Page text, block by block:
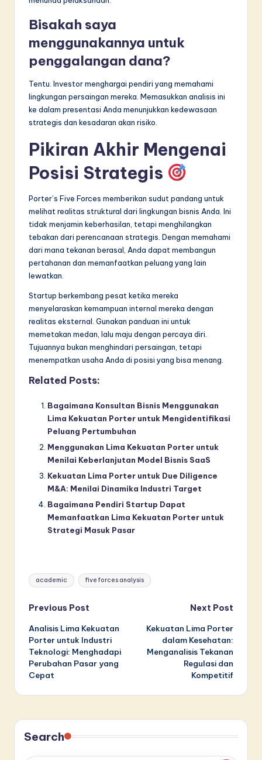
Bisakah saya
menggunakannya untuk
penggalangan dana?
Tentu. Investor menghargai pendiri yang memahami
lingkungan persaingan mereka. Memasukkan analisis ini
ke dalam presentasi Anda menunjukkan kedewasaan
strategis dan kesadaran akan risiko.
Pikiran Akhir Mengenai
Posisi Strategis
Porter’s Five Forces memberikan sudut pandang untuk
melihat realitas struktural dari lingkungan bisnis Anda. Ini
tidak menjamin keberhasilan, tetapi menghilangkan
tebakan dari perencanaan strategis. Dengan memahami
dari mana tekanan berasal, Anda dapat membangun
pertahanan dan memanfaatkan peluang yang lain
lewatkan.
Startup berkembang pesat ketika mereka
menyelaraskan kemampuan internal mereka dengan
realitas eksternal. Gunakan panduan ini untuk
memetakan medan, lalu maju dengan percaya diri.
Tujuannya bukan menghindari persaingan, tetapi
menempatkan usaha Anda di posisi yang bisa menang.
Related Posts:
Bagaimana Konsultan Bisnis Menggunakan
Lima Kekuatan Porter untuk Mengidentifikasi
Peluang Pertumbuhan
Menggunakan Lima Kekuatan Porter untuk
Menilai Keberlanjutan Model Bisnis SaaS
Kekuatan Lima Porter untuk Due Diligence
M&A: Menilai Dinamika Industri Target
Bagaimana Pendiri Startup Dapat
Memanfaatkan Lima Kekuatan Porter untuk
Strategi Masuk Pasar
Tags:
academic five forces analysis
Post
navigation
Previous Post
Analisis Lima Kekuatan
Porter untuk Industri
Teknologi: Menghadapi
Perubahan Pasar yang
Cepat
Next Post
Kekuatan Lima Porter
dalam Kesehatan:
Menganalisis Tekanan
Regulasi dan
Kompetitif
Search